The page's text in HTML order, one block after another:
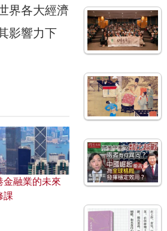
界各大經濟
影響力下
金融業的未來
課